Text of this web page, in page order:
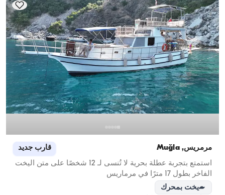
مرمريس, Muğla قارب جديد
استمتع بتجربة عطلة بحرية لا تُنسى لـ 12 شخصًا على متن اليخت
الفاخر بطول 17 مترًا في مرماريس
يخت بمحرك